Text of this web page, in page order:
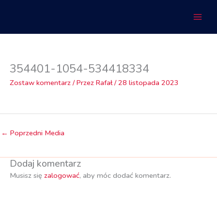
354401-1054-534418334
Zostaw komentarz / Przez Rafał/28 listopada 2023
← Poprzedni Media
Dodaj komentarz
Musisz się zalogować, aby móc dodać komentarz.